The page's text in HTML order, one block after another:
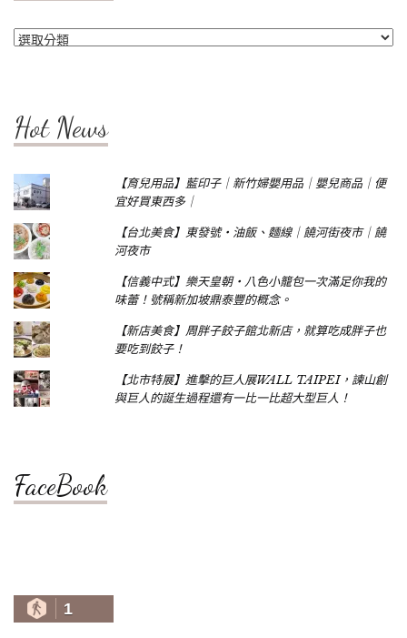
Categories
Hot News
【育兒用品】藍印子｜新竹婦嬰用品｜嬰兒商品｜便
宜好買東西多｜
【台北美食】東發號‧油飯、麵線｜饒河街夜市｜饒
河夜市
【信義中式】樂天皇朝‧八色小籠包一次滿足你我的
味蕾！號稱新加坡鼎泰豐的概念。
【新店美食】周胖子餃子館北新店，就算吃成胖子也
要吃到餃子！
【北市特展】進擊的巨人展WALL TAIPEI，諫山創
與巨人的誕生過程還有一比一比超大型巨人！
FaceBook
1